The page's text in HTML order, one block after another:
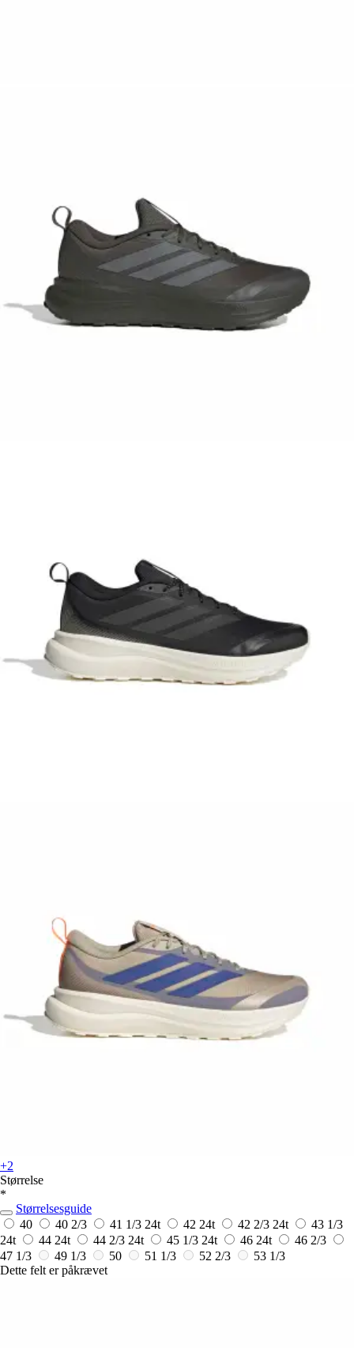
+2
Størrelse
*
Størrelsesguide
40
40 2/3 41 1/3 24t 42 24t 42 2/3 24t
43 1/3
24t
44 24t 44 2/3 24t 45 1/3 24t 46 24t
46 2/3
47 1/3
49 1/3 50 51 1/3 52 2/3
53 1/3
Dette felt er påkrævet